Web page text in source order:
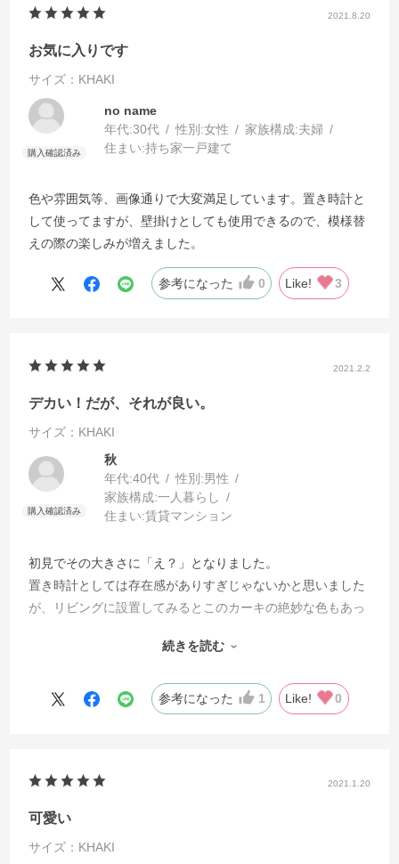
2021.8.20
お気に入りです
サイズ：KHAKI
no name
年代:30代 性別:女性 家族構成:夫婦
住まい:持ち家一戸建て
色や雰囲気等、画像通りで大変満足しています。置き時計と
して使ってますが、壁掛けとしても使用できるので、模様替
えの際の楽しみが増えました。
参考になった 0 Like! 3
2021.2.2
デカい！だが、それが良い。
サイズ：KHAKI
秋
年代:40代 性別:男性
家族構成:一人暮らし
住まい:賃貸マンション
初見でその大きさに「え？」となりました。
置き時計としては存在感がありすぎじゃないかと思いました
が、リビングに設置してみるとこのカーキの絶妙な色もあっ
それどころか、元々そこにあったように馴染みます。
邪魔しません。
大きさだけで敬遠してしまうのはちょっと勿体ない。オスス
メです。
続きを読む
参考になった 1 Like! 0
2021.1.20
可愛い
サイズ：KHAKI